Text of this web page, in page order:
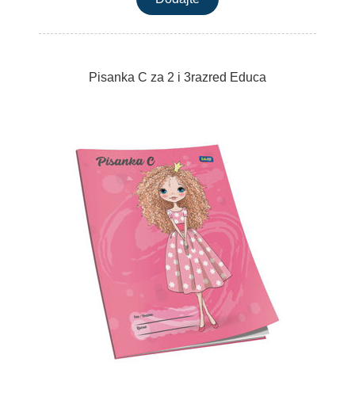
Pisanka C za 2 i 3razred Educa